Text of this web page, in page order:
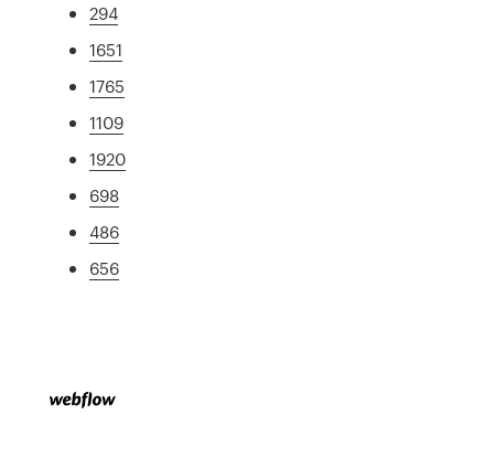
294
1651
1765
1109
1920
698
486
656